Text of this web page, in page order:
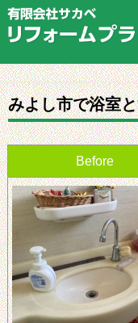
みよし市で浴室
Before